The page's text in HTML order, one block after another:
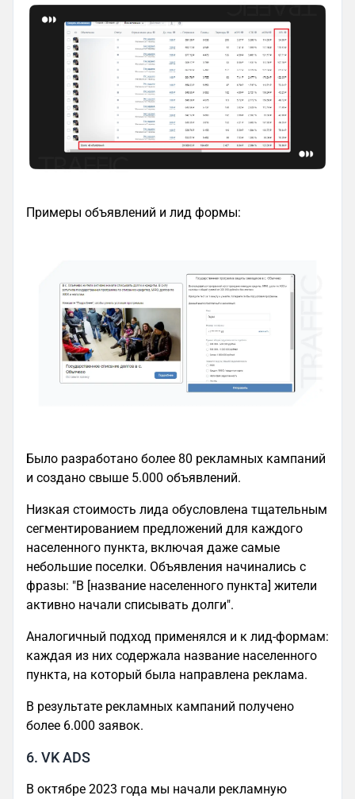
Примеры объявлений и лид формы:
Было разработано более 80 рекламных кампаний
и создано свыше 5.000 объявлений.
Низкая стоимость лида обусловлена тщательным
сегментированием предложений для каждого
населенного пункта, включая даже самые
небольшие поселки. Объявления начинались с
фразы: "В [название населенного пункта] жители
активно начали списывать долги".
Аналогичный подход применялся и к лид-формам:
каждая из них содержала название населенного
пункта, на который была направлена реклама.
В результате рекламных кампаний получено
более 6.000 заявок.
6. VK ADS
В октябре 2023 года мы начали рекламную